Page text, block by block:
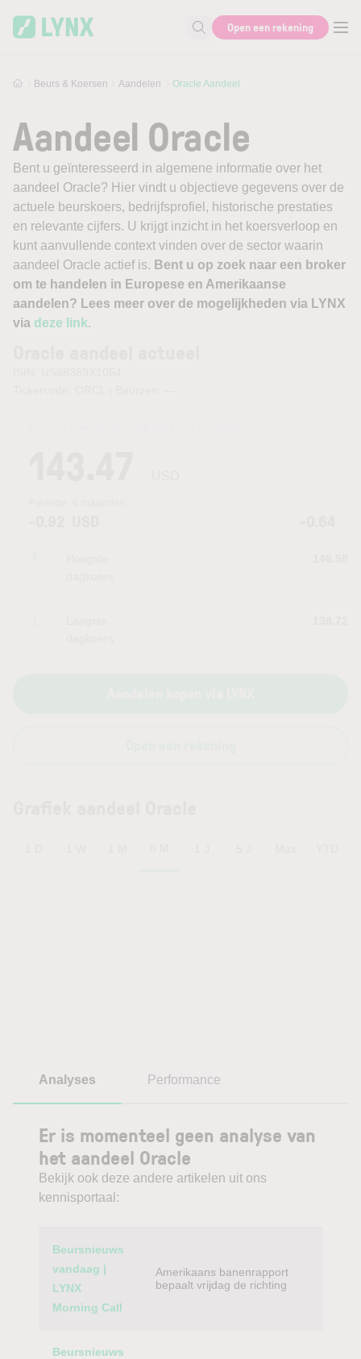
Zoek naar informatie
Open een rekening
Beurs & Koersen Aandelen Oracle Aandeel
Aandeel Oracle
Bent u geïnteresseerd in algemene informatie over het
aandeel Oracle? Hier vindt u objectieve gegevens over de
actuele beurskoers, bedrijfsprofiel, historische prestaties
en relevante cijfers. U krijgt inzicht in het koersverloop en
kunt aanvullende context vinden over de sector waarin
aandeel Oracle actief is. Bent u op zoek naar een broker
om te handelen in Europese en Amerikaanse
aandelen? Lees meer over de mogelijkheden via LYNX
via deze link.
Analyses Performance
Er is momenteel geen analyse van
het aandeel Oracle
Bekijk ook deze andere artikelen uit ons
kennisportaal:
Category
Beursnieuws
vandaag |
LYNX
Morning Call
Amerikaans banenrapport
bepaalt vrijdag de richting
Beursnieuws